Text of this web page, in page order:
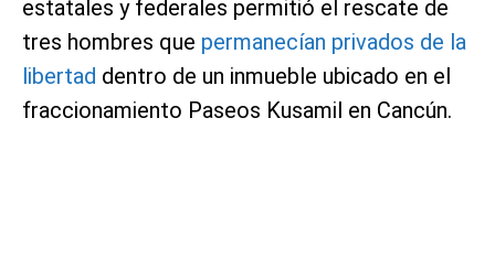
estatales y federales permitió el rescate de
tres hombres que permanecían privados de la
libertad dentro de un inmueble ubicado en el
fraccionamiento Paseos Kusamil en Cancún.